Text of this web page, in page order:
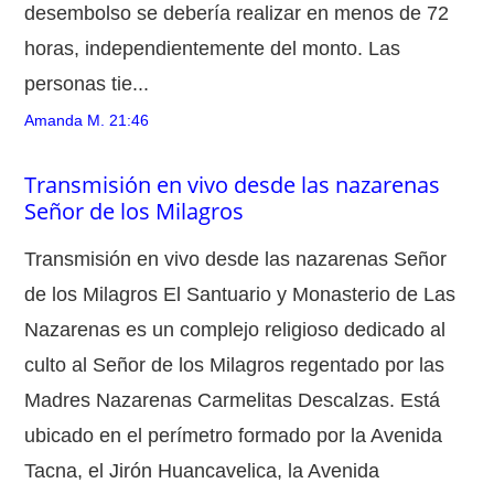
desembolso se debería realizar en menos de 72
horas, independientemente del monto. Las
personas tie...
Amanda M. 21:46
Transmisión en vivo desde las nazarenas
Señor de los Milagros
Transmisión en vivo desde las nazarenas Señor
de los Milagros El Santuario y Monasterio de Las
Nazarenas es un complejo religioso dedicado al
culto al Señor de los Milagros regentado por las
Madres Nazarenas Carmelitas Descalzas. Está
ubicado en el perímetro formado por la Avenida
Tacna, el Jirón Huancavelica, la Avenida